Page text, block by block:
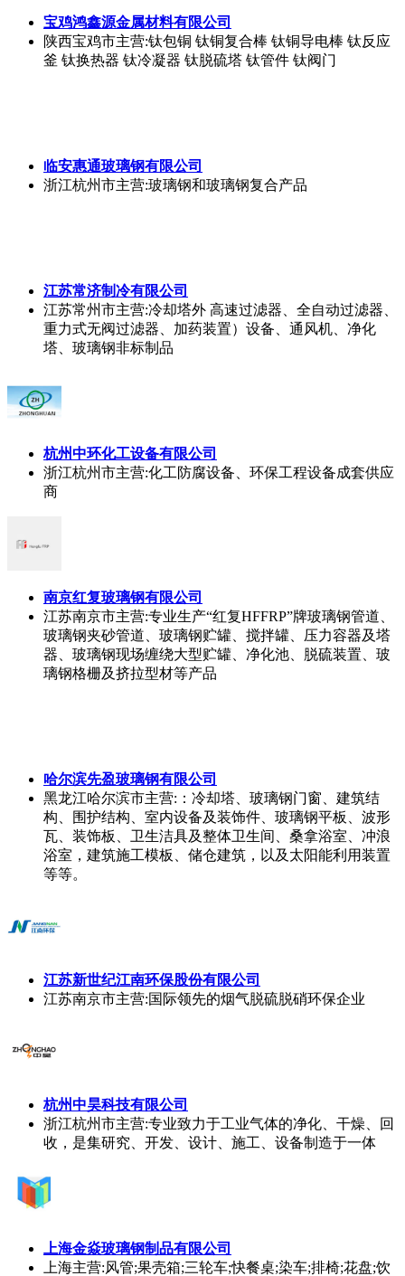
宝鸡鸿鑫源金属材料有限公司
陕西宝鸡市主营:钛包铜 钛铜复合棒 钛铜导电棒 钛反应
釜 钛换热器 钛冷凝器 钛脱硫塔 钛管件 钛阀门
临安惠通玻璃钢有限公司
浙江杭州市主营:玻璃钢和玻璃钢复合产品
江苏常济制冷有限公司
江苏常州市主营:冷却塔外 高速过滤器、全自动过滤器、
重力式无阀过滤器、加药装置）设备、通风机、净化
塔、玻璃钢非标制品
杭州中环化工设备有限公司
浙江杭州市主营:化工防腐设备、环保工程设备成套供应
商
南京红复玻璃钢有限公司
江苏南京市主营:专业生产“红复HFFRP”牌玻璃钢管道、
玻璃钢夹砂管道、玻璃钢贮罐、搅拌罐、压力容器及塔
器、玻璃钢现场缠绕大型贮罐、净化池、脱硫装置、玻
璃钢格栅及挤拉型材等产品
哈尔滨先盈玻璃钢有限公司
黑龙江哈尔滨市主营:：冷却塔、玻璃钢门窗、建筑结
构、围护结构、室内设备及装饰件、玻璃钢平板、波形
瓦、装饰板、卫生洁具及整体卫生间、桑拿浴室、冲浪
浴室，建筑施工模板、储仓建筑，以及太阳能利用装置
等等。
江苏新世纪江南环保股份有限公司
江苏南京市主营:国际领先的烟气脱硫脱硝环保企业
杭州中昊科技有限公司
浙江杭州市主营:专业致力于工业气体的净化、干燥、回
收，是集研究、开发、设计、施工、设备制造于一体
上海金焱玻璃钢制品有限公司
上海主营:风管;果壳箱;三轮车;快餐桌;染车;排椅;花盘;饮